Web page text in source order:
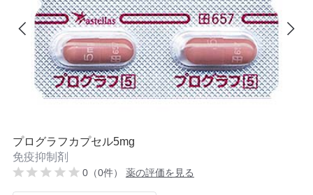
プログラフカプセル5mg
免疫抑制剤
0（0件） 薬の評価を見る